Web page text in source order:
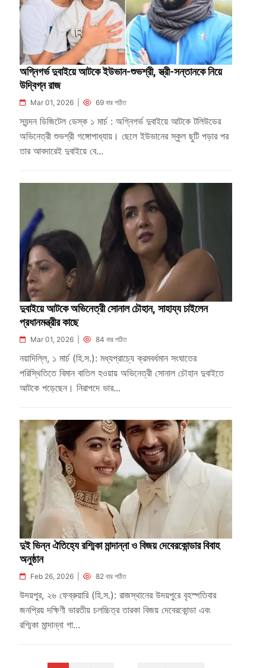
অগ্নিগর্ভ দুবাইয়ে আটকে ইউভান-শুভশ্রী, স্ত্রী-সন্তানকে নিয়ে
উদ্বিগ্ন রাজ
Mar 01, 2026 | 69 বার পঠিত
স্যন্দন ডিজিটেল ডেস্ক ১ মার্চ : অগ্নিগর্ভ দুবাইয়ে আটকে টলিউডের
অভিনেত্রী শুভশ্রী গঙ্গোপাধ্যায়। ছেলে ইউভানের স্কুল ছুটি পড়ার পর
তার আবদারেই দুবাইয়ে বে...
দুবাইয়ে আটকে অভিনেত্রী সোনাল চৌহান, সাহায্য চাইলেন
প্রধানমন্ত্রীর কাছে
Mar 01, 2026 | 84 বার পঠিত
নয়াদিল্লি, ১ মার্চ (হি.স.): মধ্যপ্রাচ্যে ক্রমবর্ধমান সংঘাতের
পরিস্থিতিতে বিমান বাতিল হওয়ায় অভিনেত্রী সোনাল চৌহান দুবাইতে
আটকে পড়েছেন। নিরাপদে ভার...
দুই ভিন্ন ঐতিহ্যে রশ্মিকা মান্দান্না ও বিজয় দেবেরকোন্ডার বিবাহ
অনুষ্ঠান
Feb 26, 2026 | 82 বার পঠিত
উদয়পুর, ২৬ ফেব্রুয়ারি (হি.স.): রাজস্থানের উদয়পুরে বৃহস্পতিবার
জনপ্রিয় দক্ষিণী ভারতীয় চলচ্চিত্র তারকা বিজয় দেবেরকোন্ডা এবং
রশ্মিকা মান্দান্না গা...